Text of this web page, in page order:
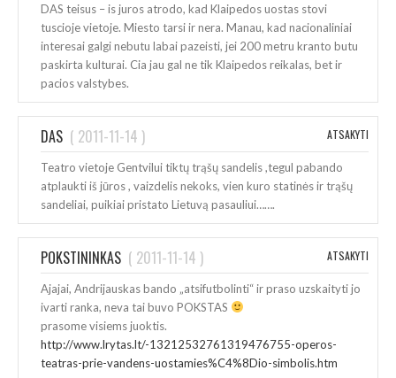
DAS teisus – is juros atrodo, kad Klaipedos uostas stovi
tuscioje vietoje. Miesto tarsi ir nera. Manau, kad nacionaliniai
interesai galgi nebutu labai pazeisti, jei 200 metru kranto butu
paskirta kulturai. Cia jau gal ne tik Klaipedos reikalas, bet ir
pacios valstybes.
DAS ( 2011-11-14 ) ATSAKYTI
Teatro vietoje Gentvilui tiktų trąšų sandelis ,tegul pabando
atplaukti iš jūros , vaizdelis nekoks, vien kuro statinės ir trąšų
sandeliai, puikiai pristato Lietuvą pasauliui…….
POKSTININKAS ( 2011-11-14 ) ATSAKYTI
Ajajai, Andrijauskas bando „atsifutbolinti“ ir praso uzskaityti jo
ivarti ranka, neva tai buvo POKSTAS
prasome visiems juoktis.
http://www.lrytas.lt/-13212532761319476755-operos-
teatras-prie-vandens-uostamies%C4%8Dio-simbolis.htm